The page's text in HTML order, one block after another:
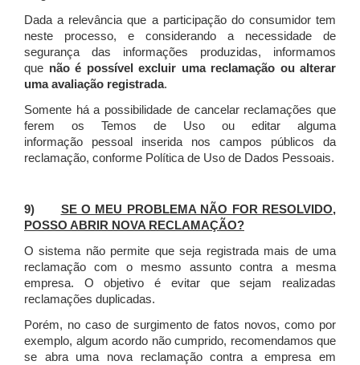
Dada a relevância que a participação do consumidor tem
neste processo, e considerando a necessidade de
segurança das informações produzidas, informamos
que não é possível excluir uma reclamação ou alterar
uma avaliação registrada.
Somente há a possibilidade de cancelar reclamações que
ferem os Temos de Uso ou editar alguma
informação pessoal inserida nos campos públicos da
reclamação, conforme Política de Uso de Dados Pessoais.
9) SE O MEU PROBLEMA NÃO FOR RESOLVIDO,
POSSO ABRIR NOVA RECLAMAÇÃO?
O sistema não permite que seja registrada mais de uma
reclamação com o mesmo assunto contra a mesma
empresa. O objetivo é evitar que sejam realizadas
reclamações duplicadas.
Porém, no caso de surgimento de fatos novos, como por
exemplo, algum acordo não cumprido, recomendamos que
se abra uma nova reclamação contra a empresa em